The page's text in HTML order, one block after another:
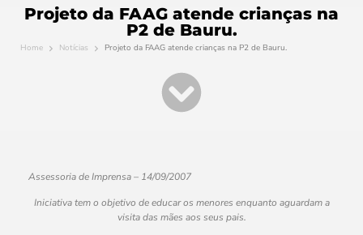
Projeto da FAAG atende crianças na
P2 de Bauru.
Home Notícias Projeto da FAAG atende crianças na P2 de Bauru.
Assessoria de Imprensa – 14/09/2007
Iniciativa tem o objetivo de educar os menores enquanto aguardam a
visita das mães aos seus pais.